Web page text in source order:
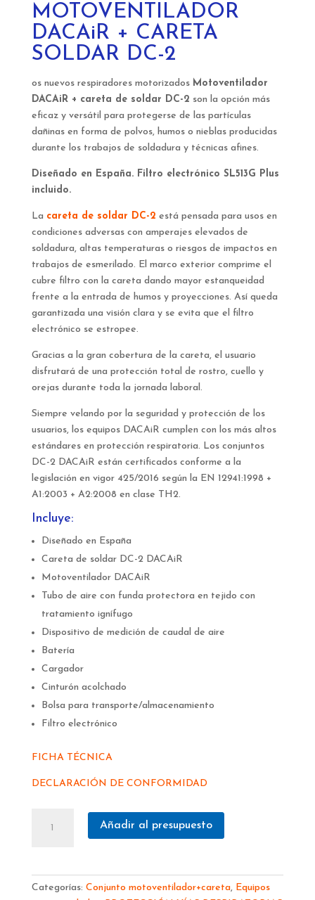
MOTOVENTILADOR
DACAiR + CARETA
SOLDAR DC-2
os nuevos respiradores motorizados Motoventilador
DACAiR + careta de soldar DC-2 son la opción más
eficaz y versátil para protegerse de las partículas
dañinas en forma de polvos, humos o nieblas producidas
durante los trabajos de soldadura y técnicas afines.
Diseñado en España. Filtro electrónico SL513G Plus
incluido.
La careta de soldar DC-2 está pensada para usos en
condiciones adversas con amperajes elevados de
soldadura, altas temperaturas o riesgos de impactos en
trabajos de esmerilado. El marco exterior comprime el
cubre filtro con la careta dando mayor estanqueidad
frente a la entrada de humos y proyecciones. Así queda
garantizada una visión clara y se evita que el filtro
electrónico se estropee.
Gracias a la gran cobertura de la careta, el usuario
disfrutará de una protección total de rostro, cuello y
orejas durante toda la jornada laboral.
Siempre velando por la seguridad y protección de los
usuarios, los equipos DACAiR cumplen con los más altos
estándares en protección respiratoria. Los conjuntos
DC-2 DACAiR están certificados conforme a la
legislación en vigor 425/2016 según la EN 12941:1998 +
A1:2003 + A2:2008 en clase TH2.
Incluye:
Diseñado en España
Careta de soldar DC-2 DACAiR
Motoventilador DACAiR
Tubo de aire con funda protectora en tejido con
tratamiento ignífugo
Dispositivo de medición de caudal de aire
Batería
Cargador
Cinturón acolchado
Bolsa para transporte/almacenamiento
Filtro electrónico
FICHA TÉCNICA
DECLARACIÓN DE CONFORMIDAD
MOTOVENTILADOR
DACAiR
Añadir al presupuesto
Categorías: Conjunto motoventilador+careta, Equipos